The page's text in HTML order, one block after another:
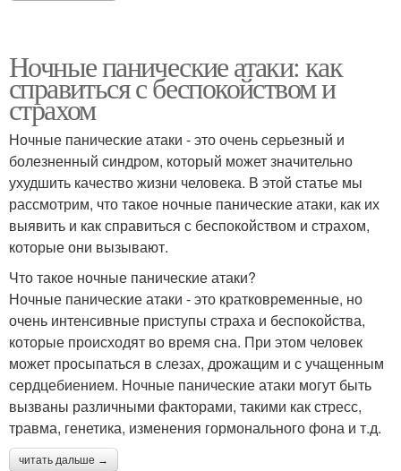
Ночные панические атаки: как
справиться с беспокойством и
страхом
Ночные панические атаки - это очень серьезный и
болезненный синдром, который может значительно
ухудшить качество жизни человека. В этой статье мы
рассмотрим, что такое ночные панические атаки, как их
выявить и как справиться с беспокойством и страхом,
которые они вызывают.
Что такое ночные панические атаки?
Ночные панические атаки - это кратковременные, но
очень интенсивные приступы страха и беспокойства,
которые происходят во время сна. При этом человек
может просыпаться в слезах, дрожащим и с учащенным
сердцебиением. Ночные панические атаки могут быть
вызваны различными факторами, такими как стресс,
травма, генетика, изменения гормонального фона и т.д.
читать дальше →